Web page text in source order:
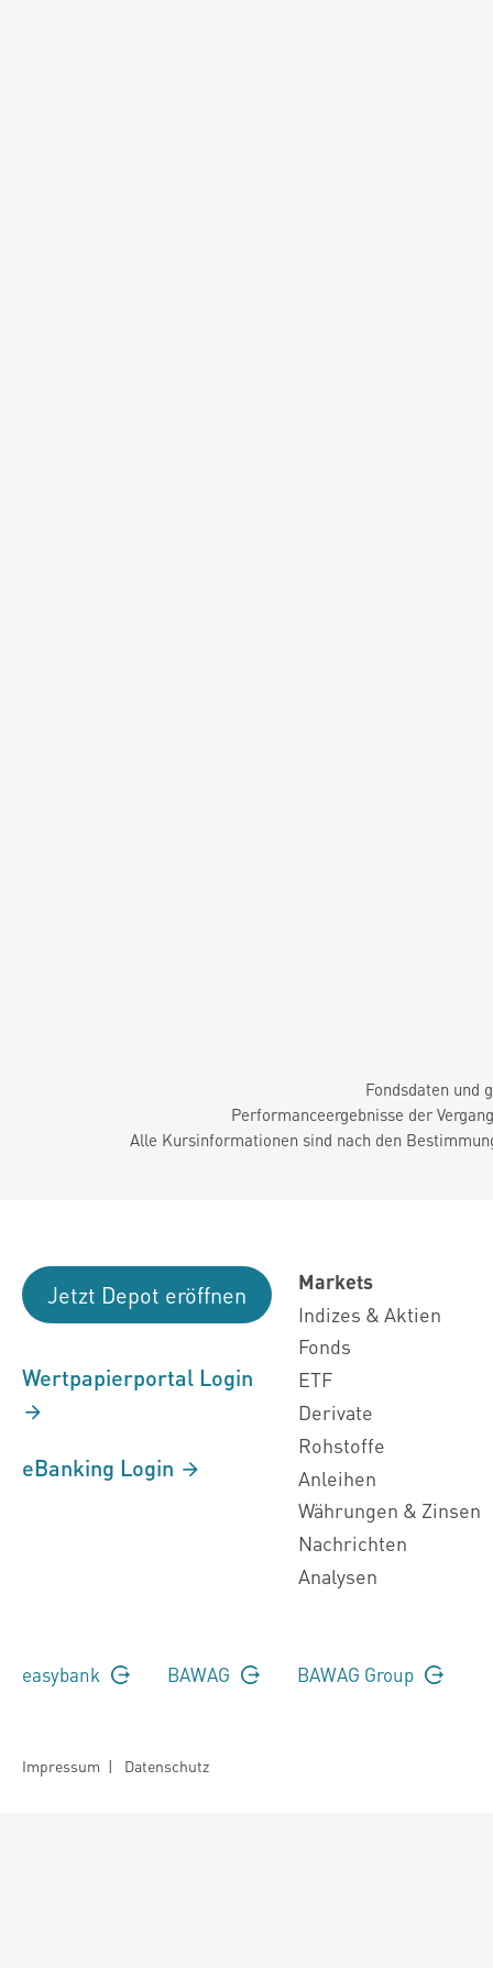
Fondsdaten und
Performanceergebnisse der
Alle Kursinformationen sind nach den
Jetzt Depot eröffnen
Wertpapierportal Login
eBanking Login
Markets
Indizes & Aktien
Fonds
ETF
Derivate
Rohstoffe
Anleihen
Währungen & Zinsen
Nachrichten
Analysen
easybank BAWAG BAWAG Group
Impressum | Datenschutz